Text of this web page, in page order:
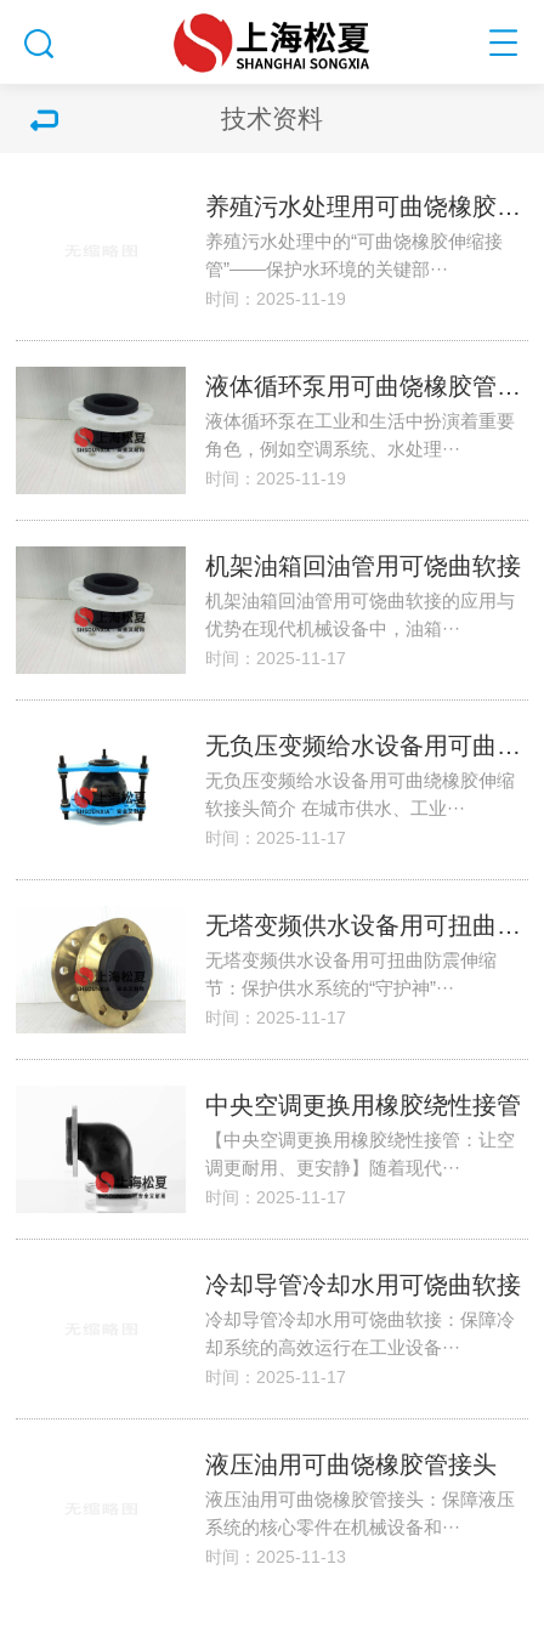
技术资料
养殖污水处理用可曲饶橡胶伸缩接管
养殖污水处理中的“可曲饶橡胶伸缩接
管”——保护水环境的关键部···
时间：2025-11-19
液体循环泵用可曲饶橡胶管接头
液体循环泵在工业和生活中扮演着重要
角色，例如空调系统、水处理···
时间：2025-11-19
机架油箱回油管用可饶曲软接
机架油箱回油管用可饶曲软接的应用与
优势在现代机械设备中，油箱···
时间：2025-11-17
无负压变频给水设备用可曲绕橡胶伸缩软接头
无负压变频给水设备用可曲绕橡胶伸缩
软接头简介 在城市供水、工业···
时间：2025-11-17
无塔变频供水设备用可扭曲防震伸缩节
无塔变频供水设备用可扭曲防震伸缩
节：保护供水系统的“守护神”···
时间：2025-11-17
中央空调更换用橡胶绕性接管
【中央空调更换用橡胶绕性接管：让空
调更耐用、更安静】随着现代···
时间：2025-11-17
冷却导管冷却水用可饶曲软接
冷却导管冷却水用可饶曲软接：保障冷
却系统的高效运行在工业设备···
时间：2025-11-17
液压油用可曲饶橡胶管接头
液压油用可曲饶橡胶管接头：保障液压
系统的核心零件在机械设备和···
时间：2025-11-13